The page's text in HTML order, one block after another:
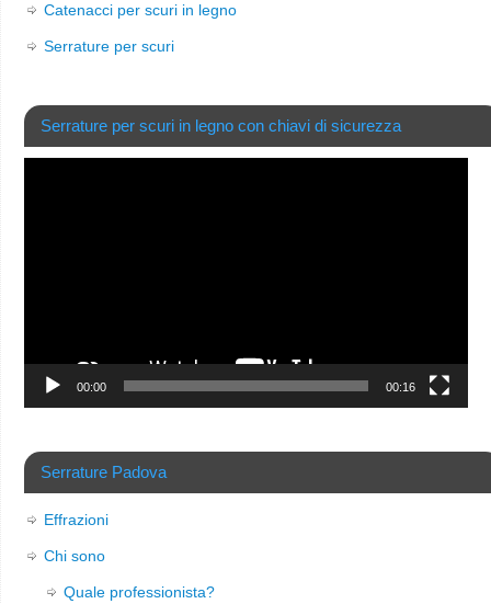
Catenacci per scuri in legno
Serrature per scuri
Serrature per scuri in legno con chiavi di sicurezza
00:00 00:16
Serrature Padova
Effrazioni
Chi sono
Quale professionista?